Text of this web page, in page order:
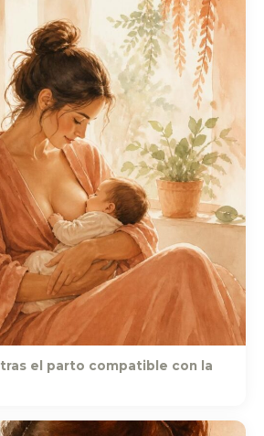
el parto compatible con la